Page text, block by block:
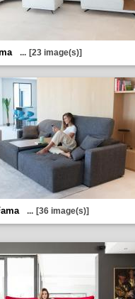
... [23 image(s)]
... [36 image(s)]